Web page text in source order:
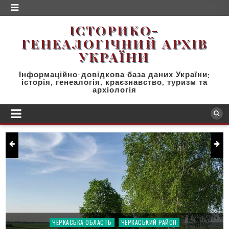
ІСТОРИКО-
ГЕНЕАЛОГІЧНИЙ AРХІВ
УКРАЇНИ
Інформаційно-довідкова база даних України:
історія, генеалогія, краєзнавство, туризм та
архіологія
Posted
ЧЕРКАСЬКА ОБЛАСТЬ ЧЕРКАСЬКИЙ РАЙОН